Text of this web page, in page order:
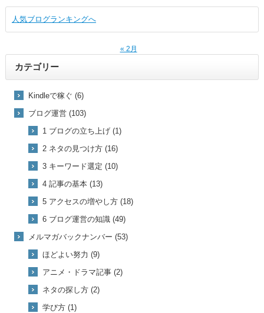
人気ブログランキングへ
« 2月
カテゴリー
Kindleで稼ぐ (6)
ブログ運営 (103)
1 ブログの立ち上げ (1)
2 ネタの見つけ方 (16)
3 キーワード選定 (10)
4 記事の基本 (13)
5 アクセスの増やし方 (18)
6 ブログ運営の知識 (49)
メルマガバックナンバー (53)
ほどよい努力 (9)
アニメ・ドラマ記事 (2)
ネタの探し方 (2)
学び方 (1)